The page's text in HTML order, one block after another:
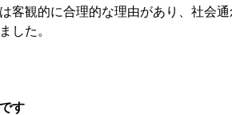
客観的に合理的な理由があり、社会
した。
す